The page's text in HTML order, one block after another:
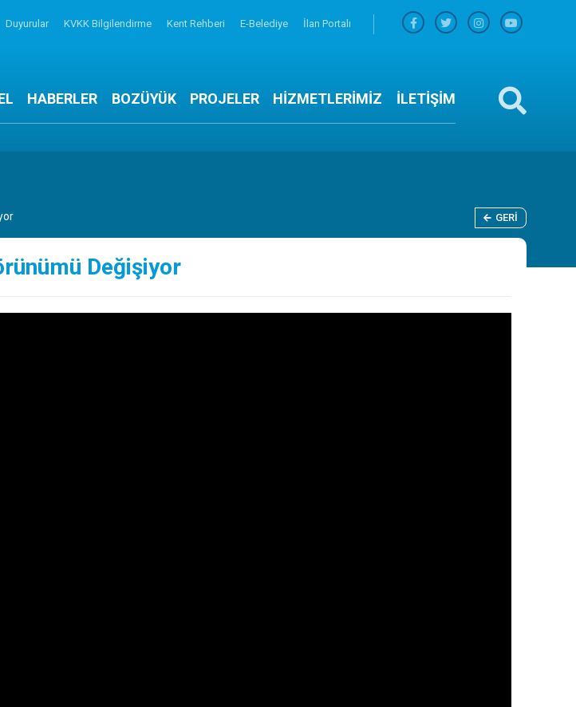
Duyurular KVKK Bilgilendirme Kent Rehberi E-Belediye İlan Portalı
HABERLER BOZÜYÜK PROJELER HİZMETLERİMİZ İLETİŞİM
GERI
Değişiyor